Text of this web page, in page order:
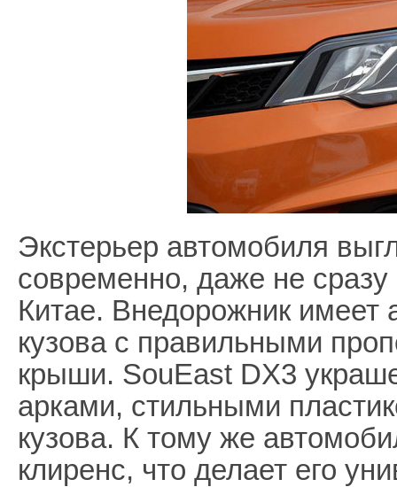
Экстерьер автомобиля
современно, даже не сразу
Китае. Внедорожник
кузова с правильными
крыши. SouEast DX3
арками, стильными
кузова. К тому же
клиренс, что делает его